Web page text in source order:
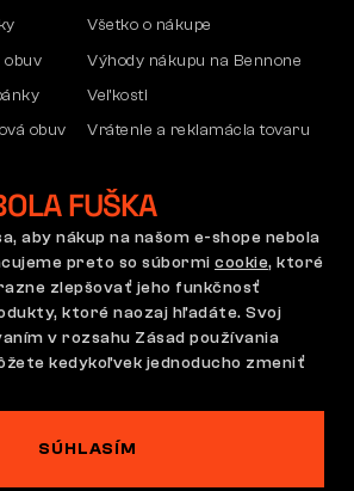
obuv
obuv
Všetko o nákupe
Výhody nákupu na Bennone
Veľkosti
Vrátenie a reklamácia tovaru
Firemný účet
Reklamácia a záruka
Reklamačný poriadok
cookie
GDPR
FUŠKA
aby nákup na našom e-shope nebola
preto so súbormi cookie, ktoré
zlepšovať jeho funkčnosť
ktoré naozaj hľadáte. Svoj
v rozsahu Zásad používania
kedykoľvek jednoducho zmeniť
SÚHLASÍM